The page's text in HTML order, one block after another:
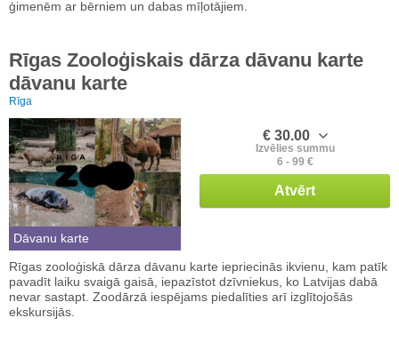
ģimenēm ar bērniem un dabas mīļotājiem.
Rīgas Zooloģiskais dārza dāvanu karte
dāvanu karte
Rīga
Dāvanu karte
€ 30.00
Izvēlies summu
6 - 99 €
Atvērt
Rīgas zooloģiskā dārza dāvanu karte iepriecinās ikvienu, kam patīk
pavadīt laiku svaigā gaisā, iepazīstot dzīvniekus, ko Latvijas dabā
nevar sastapt. Zoodārzā iespējams piedalīties arī izglītojošās
ekskursijās.